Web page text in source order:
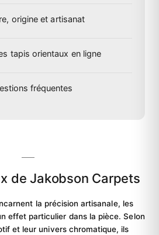
origine et artisanat
tapis orientaux en ligne
fréquentes
de Jakobson Carpets
la précision artisanale, les
effet particulier dans la pièce. Selon
et leur univers chromatique, ils